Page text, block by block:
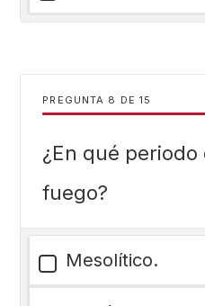
PREGUNTA DE 15
¿En qué
fuego?
Mesolítico.